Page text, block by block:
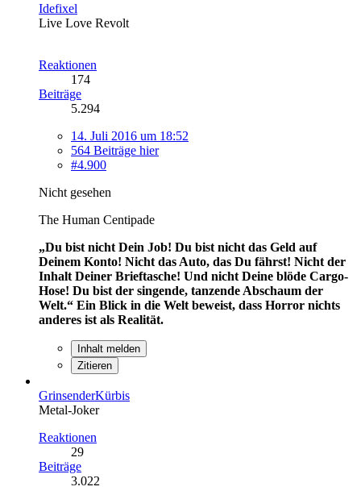
Idefixel
Live Love Revolt
Reaktionen
174
Beiträge
5.294
14. Juli 2016 um 18:52
564 Beiträge hier
#4.900
Nicht gesehen
The Human Centipade
„Du bist nicht Dein Job! Du bist nicht das Geld auf
Deinem Konto! Nicht das Auto, das Du fährst! Nicht der
Inhalt Deiner Brieftasche! Und nicht Deine blöde Cargo-
Hose! Du bist der singende, tanzende Abschaum der
Welt.“ Ein Blick in die Welt beweist, dass Horror nichts
anderes ist als Realität.
Inhalt melden
Zitieren
GrinsenderKürbis
Metal-Joker
Reaktionen
29
Beiträge
3.022